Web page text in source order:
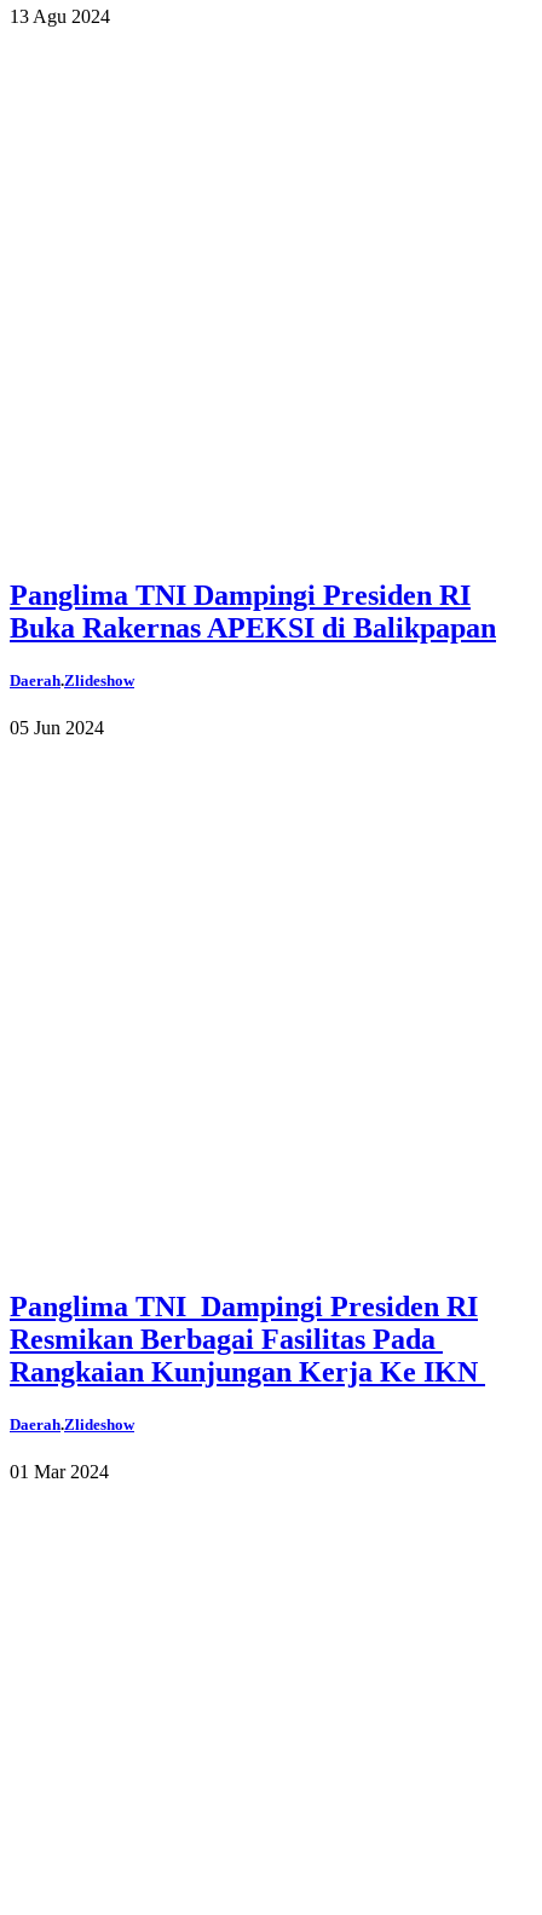
13 Agu 2024
Panglima TNI Dampingi Presiden RI
Buka Rakernas APEKSI di Balikpapan
Daerah.Zlideshow
05 Jun 2024
Panglima TNI Dampingi Presiden RI
Resmikan Berbagai Fasilitas Pada
Rangkaian Kunjungan Kerja Ke IKN
Daerah.Zlideshow
01 Mar 2024